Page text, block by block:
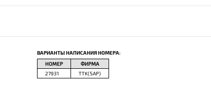
ВАРИАНТЫ НАПИСАНИЯ НОМЕРА:
НОМЕР
ФИРМА
27931
TTK(SAP)